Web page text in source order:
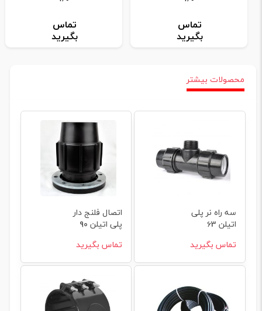
تماس
بگیرید
تماس
بگیرید
محصولات بیشتر
سه راه نر پلی
اتیلن 63
تماس بگیرید
اتصال فلنج دار
پلی اتیلن 90
تماس بگیرید